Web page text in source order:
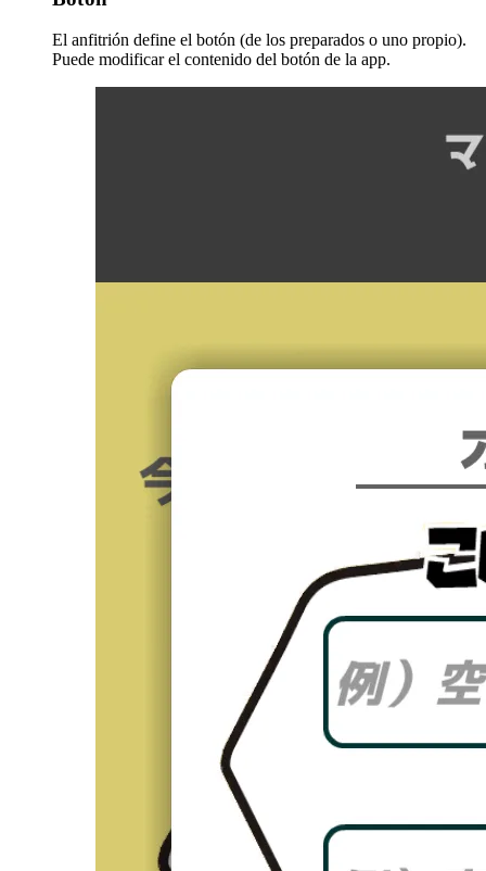
El anfitrión define el botón (de los preparados o uno propio).
Puede modificar el contenido del botón de la app.